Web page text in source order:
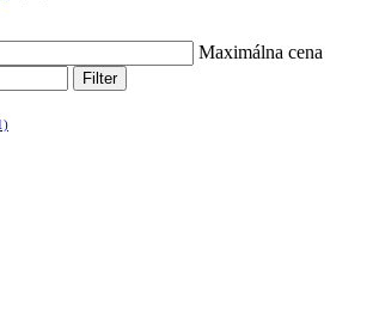
Maximálna cena
Filter